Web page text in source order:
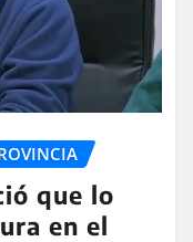
que lo
en el